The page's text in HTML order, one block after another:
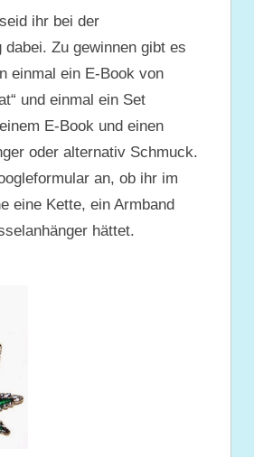
ihr bei der
dabei. Zu gewinnen gibt es
einmal ein E-Book von
und einmal ein Set
E-Book und einen
oder alternativ Schmuck.
an, ob ihr im
eine Kette, ein Armband
hättet.